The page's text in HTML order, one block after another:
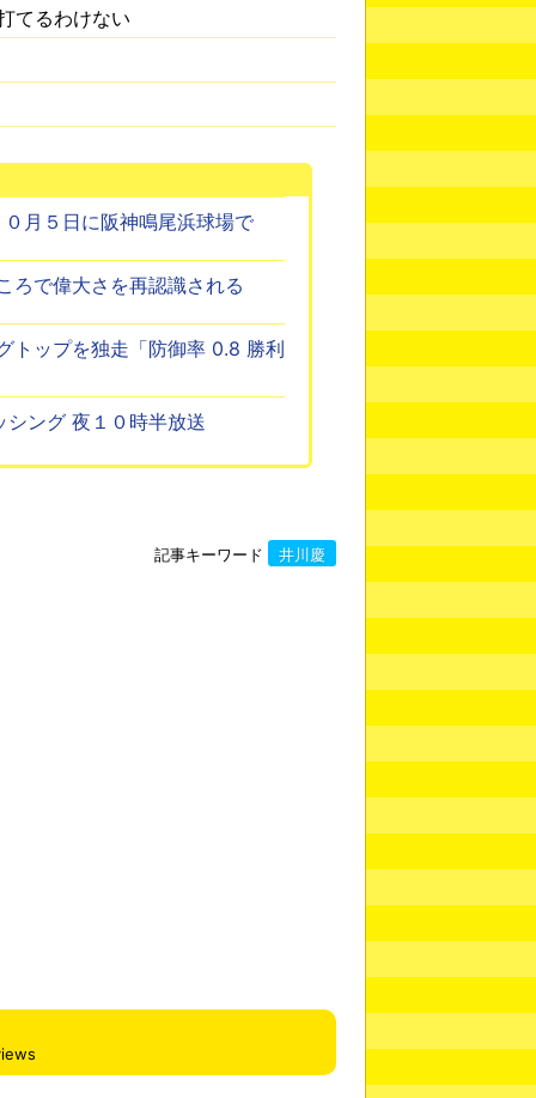
てるわけない
月５日に阪神鳴尾浜球場で
ろで偉大さを再認識される
トップを独走「防御率 0.8 勝利
ング 夜１０時半放送
記事キーワード 井川慶